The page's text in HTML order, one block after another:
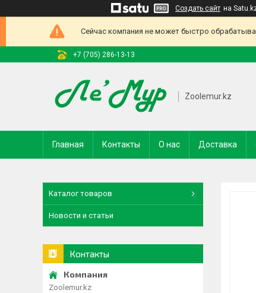
Создать сайт на
Сейчас компания не может быстро
+7 (705) 286-13-13
Zoolemur.kz
Главная Контакты О нас Доставка
Каталог товаров
Новости и статьи
Контакты
Zoolemur.kz